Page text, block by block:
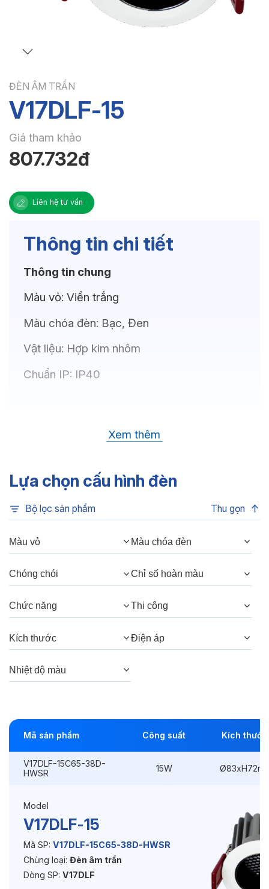
ĐÈN ÂM TRẦN
V17DLF-15
Giá tham khảo
807.732đ
Liên hệ tư vấn
Thông tin chi tiết
Thông tin chung
Màu vỏ: Viền trắng
Màu chóa đèn: Bạc, Đen
Vật liệu: Hợp kim nhôm
Chuẩn IP: IP40
CREE (USA)
Nhiệt độ màu:6500K, 4000K, 3500K,
3000K, 3CCT
Chỉ số hoàn màu:
Quang thông:
1650lm(C), 1650lm(N),
Góc chiếu:38° (Honeycomb), 38°, 24°
(Honeycomb), 24°
Thông số Điện & Lắp đặt
Công suất:
Kích thướcØ83xH72mm
Thi công:
Điện áp:
Độ bền & tùy chọn mở rộng
Tuổi thọ:>30000h
Xem thêm
Lựa chọn cấu hình đèn
Bộ lọc sản phẩm Thu gọn
Màu vỏ Màu chóa đèn
Chóng chói Chỉ số hoàn màu
Chức năng Thi công
Kích thước Điện áp
Nhiệt độ màu
Mã sản phẩm Công suất Kích thước
V17DLF-15C65-38D-
HWSR
15W
Model
V17DLF-15
Mã SP: V17DLF-15C65-38D-HWSR
Chủng loại: Đèn âm trần
Dòng SP: V17DLF